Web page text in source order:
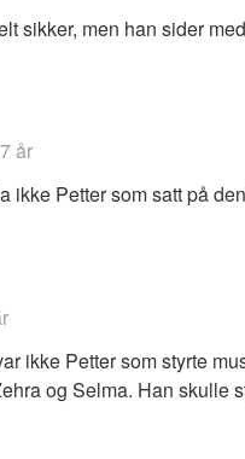
sikker, men han sider
7 år
ikke Petter som satt på
ikke Petter som styrte
og Selma. Han skulle